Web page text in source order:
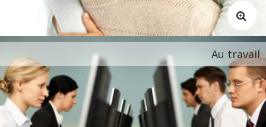
Au travail